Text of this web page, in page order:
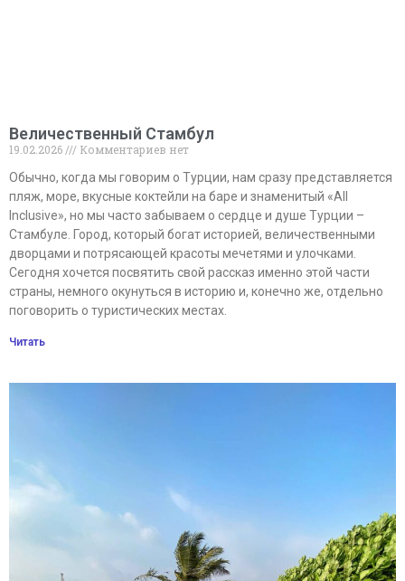
Величественный Стамбул
19.02.2026
Комментариев нет
Обычно, когда мы говорим о Турции, нам сразу представляется
пляж, море, вкусные коктейли на баре и знаменитый «All
Inclusive», но мы часто забываем о сердце и душе Турции –
Стамбуле. Город, который богат историей, величественными
дворцами и потрясающей красоты мечетями и улочками.
Сегодня хочется посвятить свой рассказ именно этой части
страны, немного окунуться в историю и, конечно же, отдельно
поговорить о туристических местах.
Читать